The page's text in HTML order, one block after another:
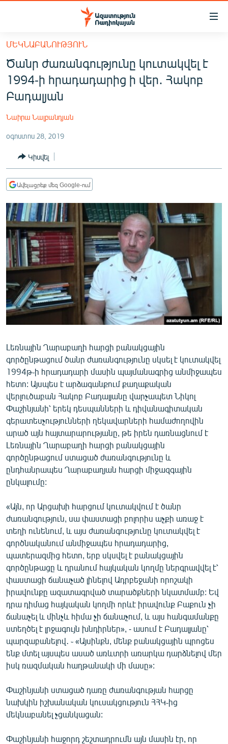
Մատչելիության
հիմնական
բովանդակությանը
Անցնել
հիմնական
մենյուին
ՀԱՅԱՍՏԱՆ
ՔԱՂԱՔԱԿԱՆ
ՏՆՏԵՍՈՒԹՅՈՒՆ
ՂԱՐԱԲԱՂ
ՏԱՐԱԾԱՇՐՋԱՆ
ՄԻՋԱԶԳԱՅԻՆ
ՄՇԱԿՈՒՅԹ
ՍՊՈՐՏ
ՄԵԿՆԱԲԱՆՈՒԹՅՈՒՆ
ՏՏ ԵՒ ԻՆՏԵՐՆԵՏ
ԱՐԽԻՎ
ՏԵՍԱՆՅՈՒԹԵՐ
ԲԱՆԱՎԵՃ
ՁԳՏԵԼՈՎ ԼԱՎԱԳՈՒՅՆԻՆ
ՓՈԴՔԱՍԹ
Հայերեն
English
Русский
ՀԵՏԵՎԵՔ ՄԵԶ
«Ազատության» բոլոր կայքերը
ՄԵԿՆԱԲԱՆՈՒԹՅՈՒՆ
Ծանր ժառանգությունը կուտակվել է
1994-ի հրադադարից ի վեր․ Հակոբ
Բադալյան
Նաիրա Նալբանդյան
օգոստոս 28, 2019
Կիսվել
Ավելացրեք մեզ Google-ում
Լեռնային Ղարաբաղի հարցի բանակցային
գործընթացում ծանր ժառանգությունը սկսել է կուտակվել
1994թ֊ի հրադադարի մասին պայմանագրից անմիջապես
հետո: Այսպես է արձագանքում քաղաքական
վերլուծաբան Հակոբ Բադալյանը վարչապետ Նիկոլ
Փաշինյանի՝ երեկ դեսպանների և դիվանագիտական
գերատեսչությունների ղեկավարների համաժողովին
արած այն հայտարարությանը, թե իրեն դառնացնում է
Լեռնային Ղարաբաղի հարցի բանակցային
գործընթացում ստացած ժառանգությունը և
ընդհանրապես Ղարաբաղյան հարցի միջազգային
ընկալումը:
«Այն, որ Արցախի հարցում կուտակվում է ծանր
ժառանգություն, սա փաստացի բոլորիս աչքի առաջ է
տեղի ունենում, և այս ժառանգությունը կուտակվել է
գործնականում անմիջապես հրադադարից,
պատերազմից հետո, երբ սկսվել է բանակցային
գործընթացը և դրանում հայկական կողմը ներգրավվել է՝
փաստացի ճանաչած լինելով Ադրբեջանի որոշակի
իրավունքը ազատագրված տարածքների նկատմամբ: Եվ
դրա դիմաց հայկական կողմի որևէ իրավունք Բաքուն չի
ճանաչել և մինչև հիմա չի ճանաչում, և այս հանգամանքը
ստեղծել է լրջագույն խնդիրներ», - ասում է Բադալյանը՝
պարզաբանելով․ ֊ «Այսինքն, մենք բանակցային պրոցես
ենք մտել այսպես ասած առևտրի առարկա դարձնելով մեր
իսկ ռազմական հաղթանակի մի մասը»:
Փաշինյանի ստացած դառը ժառանգության հարցը
նախկին իշխանական կուսակցություն ՀՀԿ֊ից
մեկնաբանել չցանկացան:
Փաշինյանի հաջորդ շեշտադրումն այն մասին էր, որ